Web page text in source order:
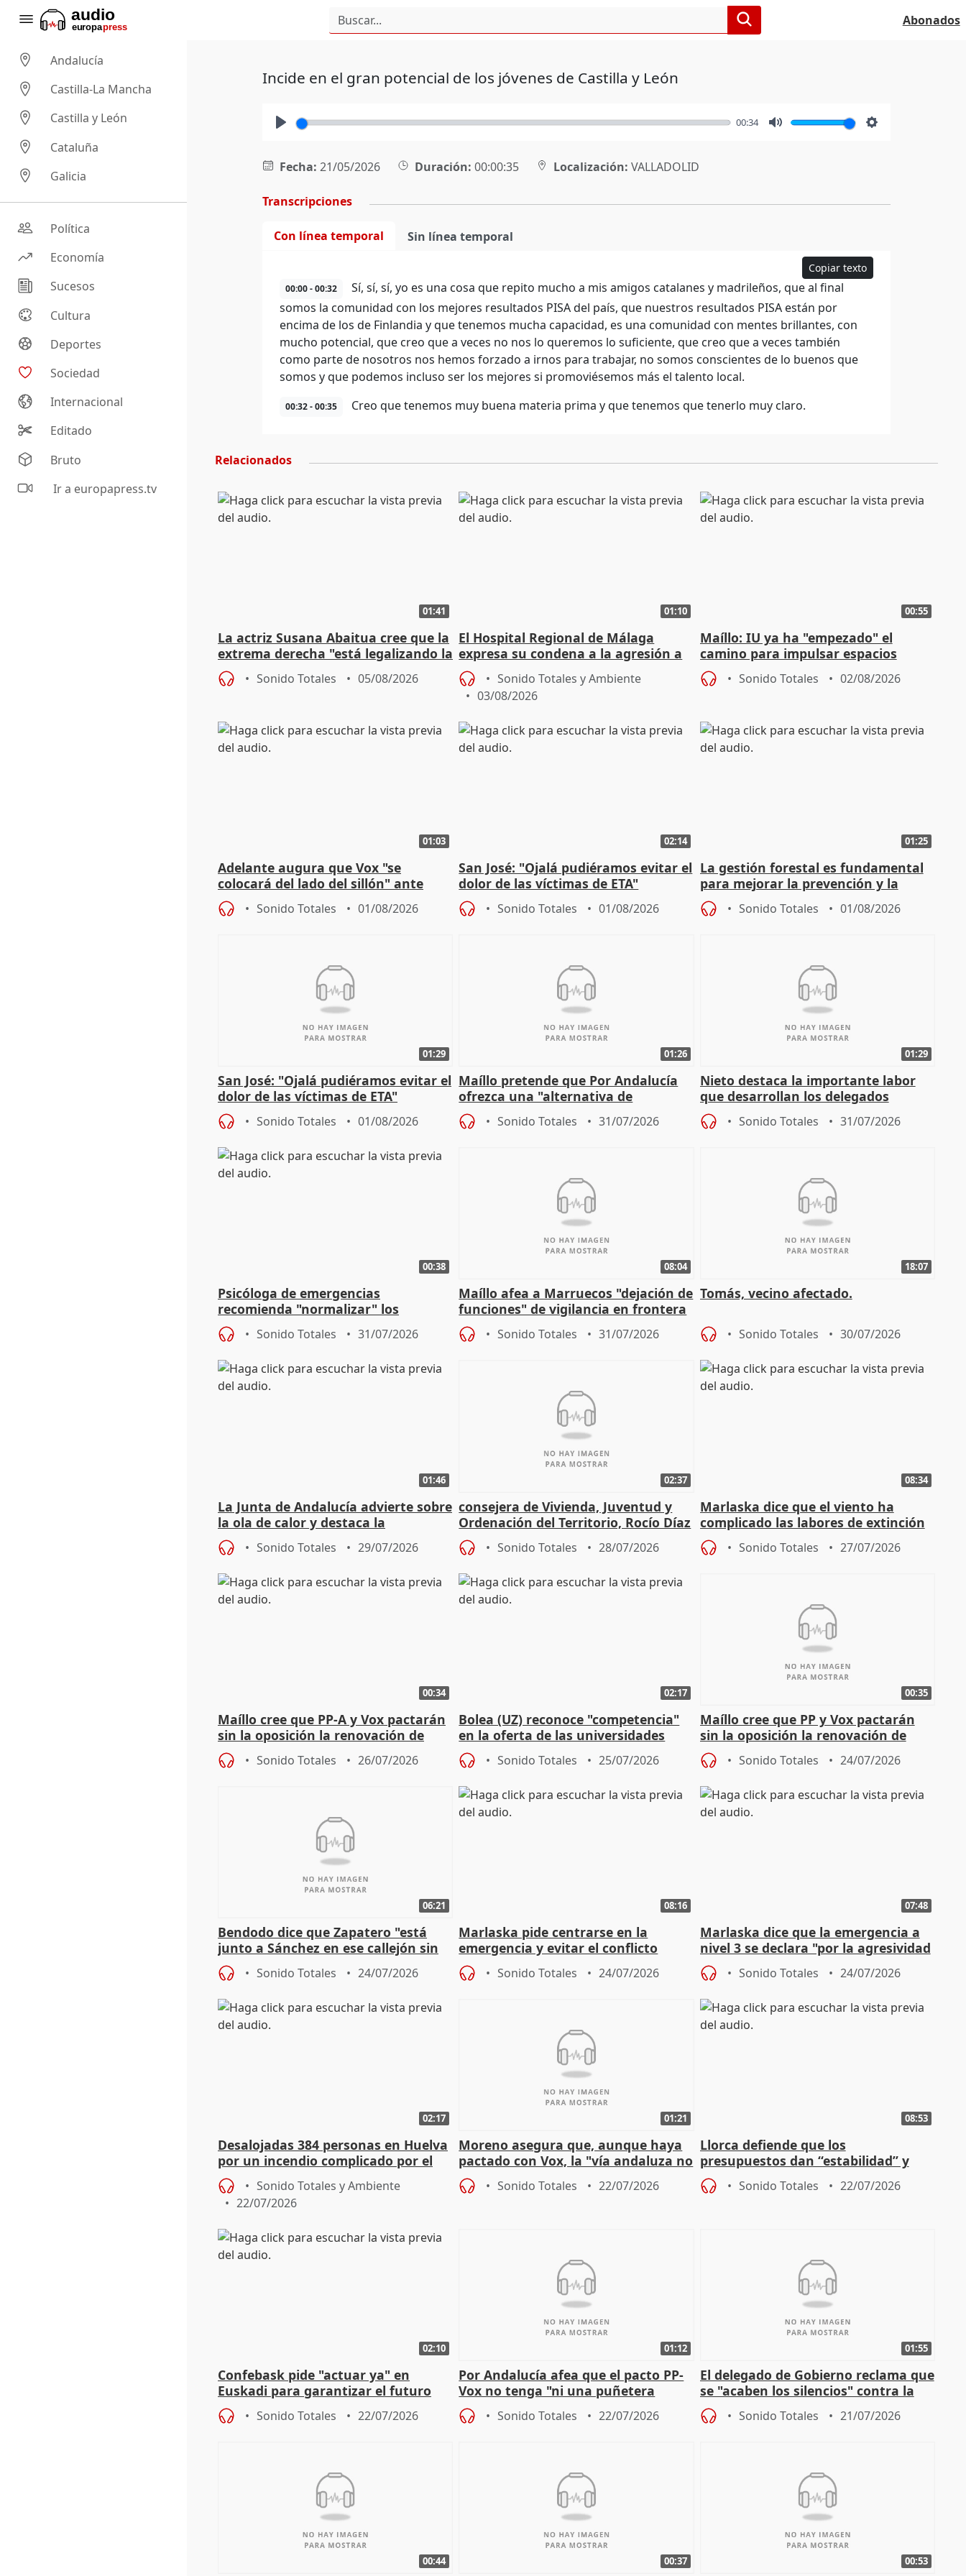
Abonados
Andalucía
Castilla-La Mancha
Castilla y León
Cataluña
Galicia
Política
Economía
Sucesos
Cultura
Deportes
Sociedad
Internacional
Editado
Bruto
Ir a europapress.tv
Incide en el gran potencial de los jóvenes de Castilla y León
00:34
Fecha: 21/05/2026 Duración: 00:00:35 Localización: VALLADOLID
Transcripciones
Con línea temporal Sin línea temporal
Copiar texto
00:00 - 00:32
Sí, sí, sí, yo es una cosa que repito mucho a mis amigos catalanes y madrileños, que al final
somos la comunidad con los mejores resultados PISA del país, que nuestros resultados PISA están por
encima de los de Finlandia y que tenemos mucha capacidad, es una comunidad con mentes brillantes, con
mucho potencial, que creo que a veces no nos lo queremos lo suficiente, que creo que a veces también
como parte de nosotros nos hemos forzado a irnos para trabajar, no somos conscientes de lo buenos que
somos y que podemos incluso ser los mejores si promoviésemos más el talento local.
00:32 - 00:35 Creo que tenemos muy buena materia prima y que tenemos que tenerlo muy claro.
Relacionados
01:41
La actriz Susana Abaitua cree que la
extrema derecha "está legalizando la
homofobia"
Sonido Totales 05/08/2026
01:10
El Hospital Regional de Málaga
expresa su condena a la agresión a
dos enfermeras de Urgencias
Sonido Totales y Ambiente
03/08/2026
00:55
Maíllo: IU ya ha "empezado" el
camino para impulsar espacios
unitarios para las municipales
Sonido Totales 02/08/2026
01:03
Adelante augura que Vox "se
colocará del lado del sillón" ante
iniciativas de la oposición
Sonido Totales 01/08/2026
02:14
San José: "Ojalá pudiéramos evitar el
dolor de las víctimas de ETA"
Sonido Totales 01/08/2026
01:25
La gestión forestal es fundamental
para mejorar la prevención y la
actuación frente a incendios
Sonido Totales 01/08/2026
01:29
San José: "Ojalá pudiéramos evitar el
dolor de las víctimas de ETA"
Sonido Totales 01/08/2026
01:26
Maíllo pretende que Por Andalucía
ofrezca una "alternativa de
gobierno" con su labor de oposición
Sonido Totales 31/07/2026
01:29
Nieto destaca la importante labor
que desarrollan los delegados
territoriales de la Junta
Sonido Totales 31/07/2026
00:38
Psicóloga de emergencias
recomienda "normalizar" los
síntomas tras sufrir un incendio
Sonido Totales 31/07/2026
08:04
Maíllo afea a Marruecos "dejación de
funciones" de vigilancia en frontera
con Ceuta
Sonido Totales 31/07/2026
18:07
Tomás, vecino afectado.
Sonido Totales 30/07/2026
01:46
La Junta de Andalucía advierte sobre
la ola de calor y destaca la
importancia de la prevención
Sonido Totales 29/07/2026
02:37
consejera de Vivienda, Juventud y
Ordenación del Territorio, Rocío Díaz
Sonido Totales 28/07/2026
08:34
Marlaska dice que el viento ha
complicado las labores de extinción
durante la madrugada
Sonido Totales 27/07/2026
00:34
Maíllo cree que PP-A y Vox pactarán
sin la oposición la renovación de
órganos como el Defensor
Sonido Totales 26/07/2026
02:17
Bolea (UZ) reconoce "competencia"
en la oferta de las universidades
privadas
Sonido Totales 25/07/2026
00:35
Maíllo cree que PP y Vox pactarán
sin la oposición la renovación de
órganos como el Defensor
Sonido Totales 24/07/2026
06:21
Bendodo dice que Zapatero "está
junto a Sánchez en ese callejón sin
salida
Sonido Totales 24/07/2026
08:16
Marlaska pide centrarse en la
emergencia y evitar el conflicto
político
Sonido Totales 24/07/2026
07:48
Marlaska dice que la emergencia a
nivel 3 se declara "por la agresividad
de los incendios"
Sonido Totales 24/07/2026
02:17
Desalojadas 384 personas en Huelva
por un incendio complicado por el
viento
Sonido Totales y Ambiente
22/07/2026
01:21
Moreno asegura que, aunque haya
pactado con Vox, la "vía andaluza no
ha muerto" ni él va a "cambiar"
Sonido Totales 22/07/2026
08:53
Llorca defiende que los
presupuestos dan “estabilidad” y
dice que no ha hablado con Feijóo
Sonido Totales 22/07/2026
02:10
Confebask pide "actuar ya" en
Euskadi para garantizar el futuro
con un pacto de país
Sonido Totales 22/07/2026
01:12
Por Andalucía afea que el pacto PP-
Vox no tenga "ni una puñetera
medida" contra violencia machista
Sonido Totales 22/07/2026
01:55
El delegado de Gobierno reclama que
se "acaben los silencios" contra la
violencia de género
Sonido Totales 21/07/2026
00:44 00:37 00:53